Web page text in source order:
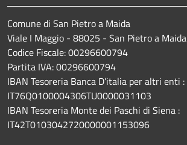
Comune di San Pietro a Maida
Viale I Maggio - 88025 - San Pietro a Maida
Codice Fiscale: 00296600794
Partita IVA: 00296600794
IBAN Tesoreria Banca D’italia per altri enti :
IT76Q0100004306TU0000031103
IBAN Tesoreria Monte dei Paschi di Siena :
IT42T0103042720000001153096